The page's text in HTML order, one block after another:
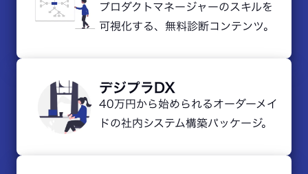
プロダクトマネージャーのスキルを
可視化する、無料診断コンテンツ。
デジプラDX
40万円から始められるオーダーメイ
ドの社内システム構築パッケージ。